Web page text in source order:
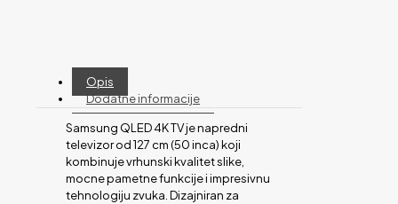
Opis
Dodatne informacije
Samsung QLED 4K TV je napredni
televizor od 127 cm (50 inca) koji
kombinuje vrhunski kvalitet slike,
mocne pametne funkcije i impresivnu
tehnologiju zvuka. Dizajniran za